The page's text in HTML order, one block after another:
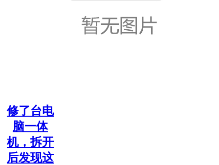
修了台电
脑一体
机，拆开
后发现这